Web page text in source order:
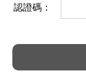
認證碼：